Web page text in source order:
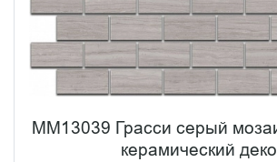
MM13039 Грасси серый
керамический